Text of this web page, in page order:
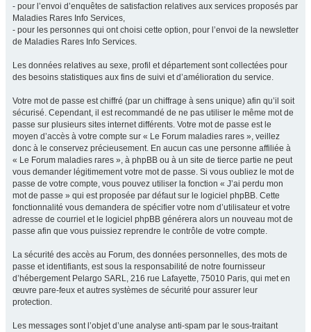
- pour l’envoi d’enquêtes de satisfaction relatives aux services proposés par
Maladies Rares Info Services,
- pour les personnes qui ont choisi cette option, pour l’envoi de la newsletter
de Maladies Rares Info Services.
Les données relatives au sexe, profil et département sont collectées pour
des besoins statistiques aux fins de suivi et d’amélioration du service.
Votre mot de passe est chiffré (par un chiffrage à sens unique) afin qu’il soit
sécurisé. Cependant, il est recommandé de ne pas utiliser le même mot de
passe sur plusieurs sites internet différents. Votre mot de passe est le
moyen d’accès à votre compte sur « Le Forum maladies rares », veillez
donc à le conservez précieusement. En aucun cas une personne affiliée à
« Le Forum maladies rares », à phpBB ou à un site de tierce partie ne peut
vous demander légitimement votre mot de passe. Si vous oubliez le mot de
passe de votre compte, vous pouvez utiliser la fonction « J’ai perdu mon
mot de passe » qui est proposée par défaut sur le logiciel phpBB. Cette
fonctionnalité vous demandera de spécifier votre nom d’utilisateur et votre
adresse de courriel et le logiciel phpBB générera alors un nouveau mot de
passe afin que vous puissiez reprendre le contrôle de votre compte.
La sécurité des accès au Forum, des données personnelles, des mots de
passe et identifiants, est sous la responsabilité de notre fournisseur
d’hébergement Pelargo SARL, 216 rue Lafayette, 75010 Paris, qui met en
œuvre pare-feux et autres systèmes de sécurité pour assurer leur
protection.
Les messages sont l’objet d’une analyse anti-spam par le sous-traitant